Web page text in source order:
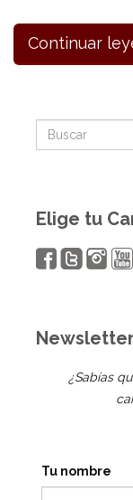
Continuar
Elige tu
Newsletter
¿Sabías
Tu nombre